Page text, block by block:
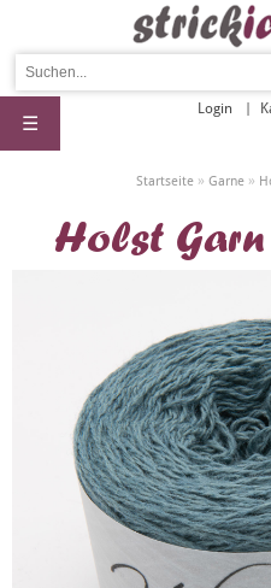
Login
☰
Startseite » Garne »
Holst